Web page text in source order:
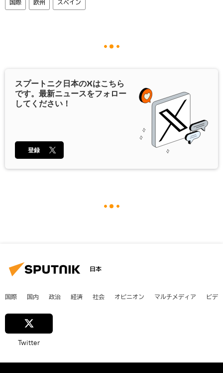
国際 欧州 スペイン
スプートニク日本のXはこちら
です。最新ニュースをフォロー
してください！
登録
日本
国際 国内 政治 経済 社会 オピニオン マルチメディア ビデ
Twitter